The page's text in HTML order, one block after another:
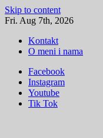
Skip to content
Fri. Aug 7th, 2026
Kontakt
O meni i nama
Facebook
Instagram
Youtube
Tik Tok